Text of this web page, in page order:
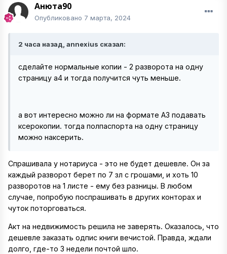
Анюта90
Опубликовано 7 марта, 2024
2 часа назад, annexius сказал:
сделайте нормальные копии - 2 разворота на одну
страницу а4 и тогда получится чуть меньше.
а вот интересно можно ли на формате А3 подавать
ксерокопии. тогда полпаспорта на одну страницу
можно наксерить.
Спрашивала у нотариуса - это не будет дешевле. Он за
каждый разворот берет по 7 зл с грошами, и хоть 10
разворотов на 1 листе - ему без разницы. В любом
случае, попробую поспрашивать в других конторах и
чуток поторговаться.
Акт на недвижимость решила не заверять. Оказалось, что
дешевле заказать одпис книги вечистой. Правда, ждали
долго, где-то 3 недели почтой шло.